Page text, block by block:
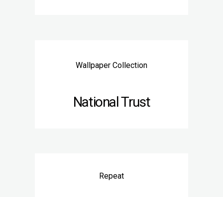
Wallpaper Collection
National Trust
Repeat